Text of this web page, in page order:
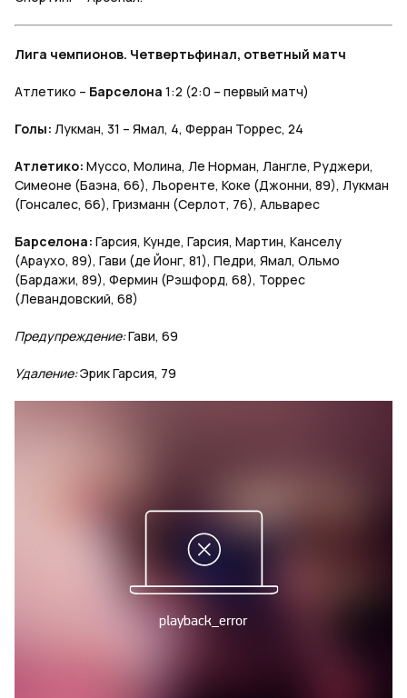
Лига чемпионов. Четвертьфинал, ответный матч
Атлетико – Барселона 1:2 (2:0 – первый матч)
Голы: Лукман, 31 – Ямал, 4, Ферран Торрес, 24
Атлетико: Муссо, Молина, Ле Норман, Лангле, Руджери,
Симеоне (Баэна, 66), Льоренте, Коке (Джонни, 89), Лукман
(Гонсалес, 66), Гризманн (Серлот, 76), Альварес
Барселона: Гарсия, Кунде, Гарсия, Мартин, Канселу
(Араухо, 89), Гави (де Йонг, 81), Педри, Ямал, Ольмо
(Бардажи, 89), Фермин (Рэшфорд, 68), Торрес
(Левандовский, 68)
Предупреждение:Гави, 69
Удаление:Эрик Гарсия, 79